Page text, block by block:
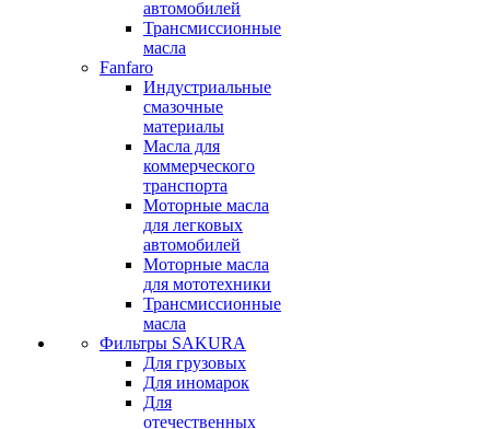
автомобилей
Трансмиссионные
масла
Fanfaro
Индустриальные
смазочные
материалы
Масла для
коммерческого
транспорта
Моторные масла
для легковых
автомобилей
Моторные масла
для мототехники
Трансмиссионные
масла
Фильтры SAKURA
Для грузовых
Для иномарок
Для
отечественных